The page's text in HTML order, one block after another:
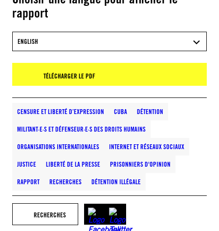
rapport
ENGLISH
TÉLÉCHARGER LE PDF
CENSURE ET LIBERTÉ D’EXPRESSION CUBA DÉTENTION
MILITANT·E·S ET DÉFENSEUR·E·S DES DROITS HUMAINS
ORGANISATIONS INTERNATIONALES INTERNET ET RÉSEAUX SOCIAUX
JUSTICE LIBERTÉ DE LA PRESSE PRISONNIERS D'OPINION
RAPPORT RECHERCHES DÉTENTION ILLÉGALE
RECHERCHES